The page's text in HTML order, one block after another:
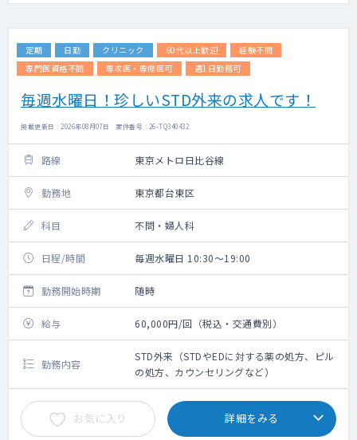
定期 日勤 クリニック 60代以上歓迎
経験不問
専門医資格不問
専攻医・専修医可 週1日勤務可
毎週水曜日！珍しいSTD外来の求人です！
掲載更新日 : 2026年08月07日 案件番号 : 26-TQ340432
路線 東京メトロ日比谷線
勤務地 東京都台東区
科目 不問・婦人科
日程/時間 毎週水曜日 10:30～19:00
勤務開始時期 随時
給与 60,000円/回（税込・交通費別）
勤務内容
STD外来（STDやEDに対する薬の処方、ピル
の処方、カウンセリングなど）
お気に入り 詳細をみる